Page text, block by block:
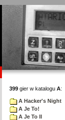
399 gier w katalogu A:
A Hacker's Night
A Je To!
A Je To II